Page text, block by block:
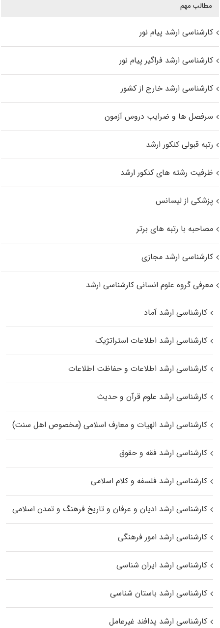
مطالب مهم
کارشناسی ارشد پیام نور
کارشناسی ارشد فراگیر پیام نور
کارشناسی ارشد خارج از کشور
سرفصل ها و ضرایب دروس آزمون
رتبه قبولی کنکور ارشد
ظرفیت رشته های کنکور ارشد
پزشکی از لیسانس
مصاحبه با رتبه های برتر
کارشناسی ارشد مجازی
معرفی گروه علوم انسانی کارشناسی ارشد
کارشناسی ارشد آماد
کارشناسی ارشد اطلاعات استراتژیک
کارشناسی ارشد اطلاعات و حفاظت اطلاعات
کارشناسی ارشد علوم قرآن و حدیث
کارشناسی ارشد الهیات و معارف اسلامی (مخصوص اهل سنت)
کارشناسی ارشد فقه و حقوق
کارشناسی ارشد فلسفه و کلام اسلامی
کارشناسی ارشد ادیان و عرفان و تاریخ فرهنگ و تمدن اسلامی
کارشناسی ارشد امور فرهنگی
کارشناسی ارشد ایران شناسی
کارشناسی ارشد باستان شناسی
کارشناسی ارشد پدافند غیرعامل